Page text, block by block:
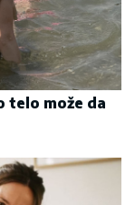
telo može da